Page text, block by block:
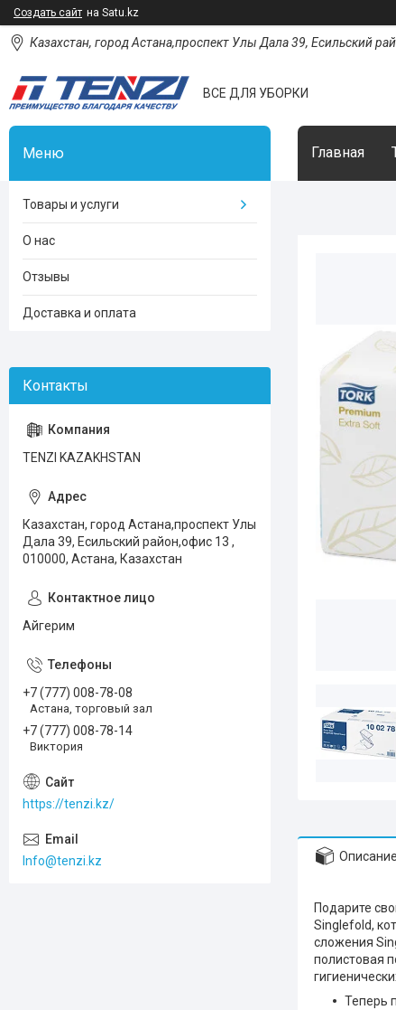
Создать сайт на Satu.kz
Казахстан, город Астана,проспект Улы Дала 39, Есильский
ВСЕ ДЛЯ УБОРКИ
Главная
Описание
Подарите
Singlefold,
сложения
полистовая
Теперь
Товары и услуги
О нас
Отзывы
Доставка и оплата
TENZI KAZAKHSTAN
Казахстан, город Астана,проспект Улы
Дала 39, Есильский район,офис 13 ,
010000, Астана, Казахстан
Айгерим
+7 (777) 008-78-08
Астана, торговый зал
+7 (777) 008-78-14
Виктория
https://tenzi.kz/
Info@tenzi.kz